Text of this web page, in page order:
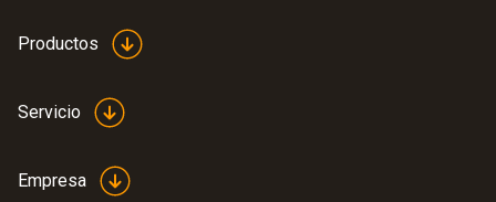
Productos
Servicio
Empresa